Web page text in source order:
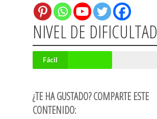
NIVEL DE DIFICULTAD
Fácil
¿TE HA GUSTADO? COMPARTE ESTE
CONTENIDO: